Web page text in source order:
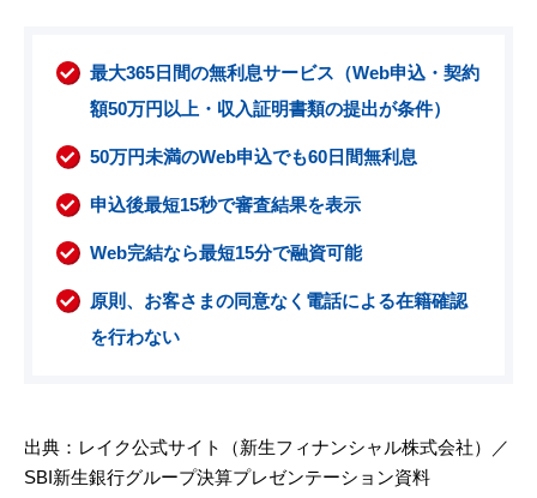
最大365日間の無利息サービス（Web申込・契約
額50万円以上・収入証明書類の提出が条件）
50万円未満のWeb申込でも60日間無利息
申込後最短15秒で審査結果を表示
Web完結なら最短15分で融資可能
原則、お客さまの同意なく電話による在籍確認
を行わない
出典：レイク公式サイト（新生フィナンシャル株式会社）／
SBI新生銀行グループ決算プレゼンテーション資料